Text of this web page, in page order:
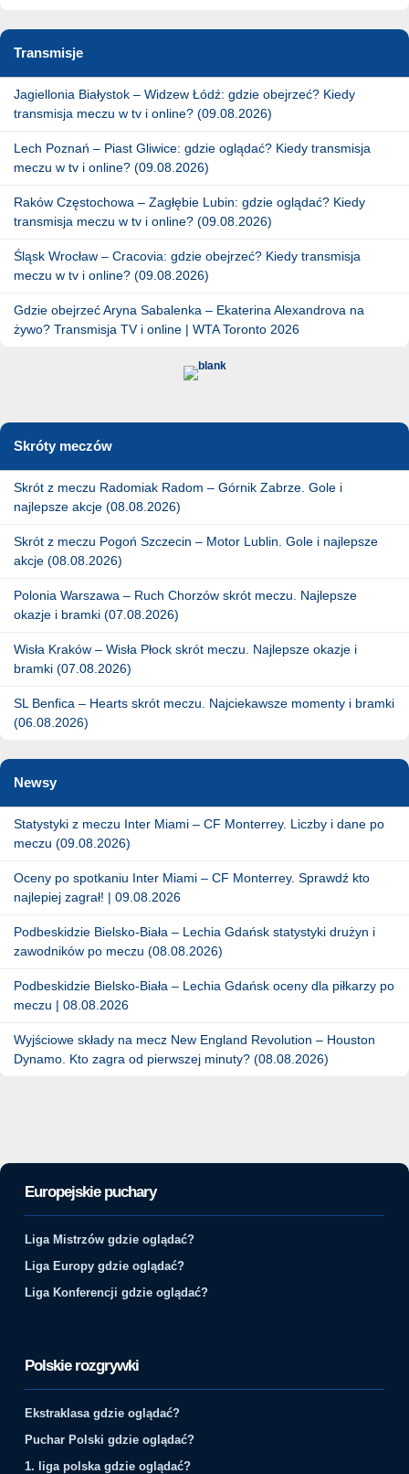
Transmisje
Jagiellonia Białystok – Widzew Łódź: gdzie obejrzeć? Kiedy
transmisja meczu w tv i online? (09.08.2026)
Lech Poznań – Piast Gliwice: gdzie oglądać? Kiedy transmisja
meczu w tv i online? (09.08.2026)
Raków Częstochowa – Zagłębie Lubin: gdzie oglądać? Kiedy
transmisja meczu w tv i online? (09.08.2026)
Śląsk Wrocław – Cracovia: gdzie obejrzeć? Kiedy transmisja
meczu w tv i online? (09.08.2026)
Gdzie obejrzeć Aryna Sabalenka – Ekaterina Alexandrova na
żywo? Transmisja TV i online | WTA Toronto 2026
Skróty meczów
Skrót z meczu Radomiak Radom – Górnik Zabrze. Gole i
najlepsze akcje (08.08.2026)
Skrót z meczu Pogoń Szczecin – Motor Lublin. Gole i najlepsze
akcje (08.08.2026)
Polonia Warszawa – Ruch Chorzów skrót meczu. Najlepsze
okazje i bramki (07.08.2026)
Wisła Kraków – Wisła Płock skrót meczu. Najlepsze okazje i
bramki (07.08.2026)
SL Benfica – Hearts skrót meczu. Najciekawsze momenty i bramki
(06.08.2026)
Newsy
Statystyki z meczu Inter Miami – CF Monterrey. Liczby i dane po
meczu (09.08.2026)
Oceny po spotkaniu Inter Miami – CF Monterrey. Sprawdź kto
najlepiej zagrał! | 09.08.2026
Podbeskidzie Bielsko-Biała – Lechia Gdańsk statystyki drużyn i
zawodników po meczu (08.08.2026)
Podbeskidzie Bielsko-Biała – Lechia Gdańsk oceny dla piłkarzy po
meczu | 08.08.2026
Wyjściowe składy na mecz New England Revolution – Houston
Dynamo. Kto zagra od pierwszej minuty? (08.08.2026)
Europejskie puchary
Liga Mistrzów gdzie oglądać?
Liga Europy gdzie oglądać?
Liga Konferencji gdzie oglądać?
Polskie rozgrywki
Ekstraklasa gdzie oglądać?
Puchar Polski gdzie oglądać?
1. liga polska gdzie oglądać?